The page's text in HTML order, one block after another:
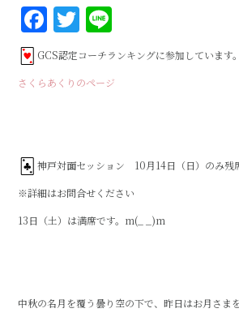
F
a
c
e
o
k
T
w
it
te
n
e
GCS認定コーチランキングに参加しています
さくらあくりのページ
神戸対面セッション 10月14日（日）のみ残
※詳細はお問合せください
13日（土）は満席です。m(_ _)m
中秋の名月を覆う曇り空の下で、昨日はお月さま